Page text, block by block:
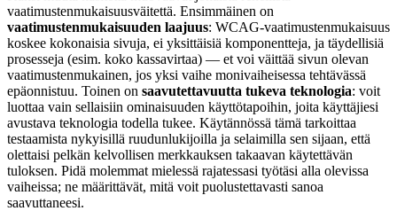
vaatimustenmukaisuusväitettä. Ensimmäinen on
vaatimustenmukaisuuden laajuus: WCAG-vaatimustenmukaisuus
koskee kokonaisia sivuja, ei yksittäisiä komponentteja, ja täydellisiä
prosesseja (esim. koko kassavirtaa) — et voi väittää sivun olevan
vaatimustenmukainen, jos yksi vaihe monivaiheisessa tehtävässä
epäonnistuu. Toinen on saavutettavuutta tukeva teknologia: voit
luottaa vain sellaisiin ominaisuuden käyttötapoihin, joita käyttäjiesi
avustava teknologia todella tukee. Käytännössä tämä tarkoittaa
testaamista nykyisillä ruudunlukijoilla ja selaimilla sen sijaan, että
olettaisi pelkän kelvollisen merkkauksen takaavan käytettävän
tuloksen. Pidä molemmat mielessä rajatessasi työtäsi alla olevissa
vaiheissa; ne määrittävät, mitä voit puolustettavasti sanoa
saavuttaneesi.